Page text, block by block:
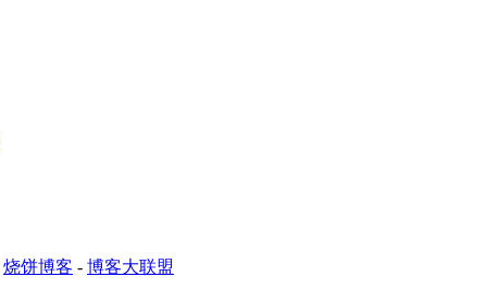
烧饼博客 - 博客大联盟